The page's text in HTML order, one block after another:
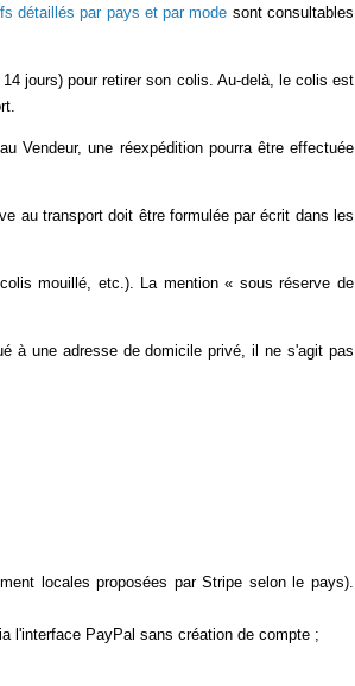
détaillés par pays et par mode sont consultables
jours) pour retirer son colis. Au-delà, le colis est
Vendeur, une réexpédition pourra être effectuée
au transport doit être formulée par écrit dans les
mouillé, etc.). La mention « sous réserve de
à une adresse de domicile privé, il ne s'agit pas
locales proposées par Stripe selon le pays).
l'interface PayPal sans création de compte ;